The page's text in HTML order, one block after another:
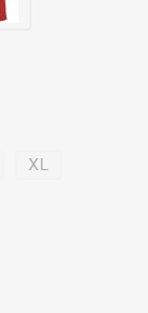
XL